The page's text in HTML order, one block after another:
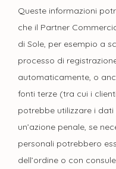
Queste informazioni
che il Partner
di Sole, per esempio a
processo di
automaticamente, o
fonti terze (tra cui i
potrebbe utilizzare i
un’azione penale, se
personali potrebbero
dell’ordine o con